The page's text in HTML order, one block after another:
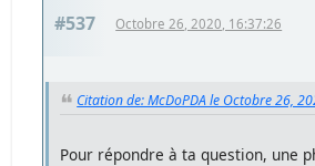
#537 Octobre 26, 2020, 16:37:26
Citation de: McDoPDA le Octobre 26,
Pour répondre à ta question, une